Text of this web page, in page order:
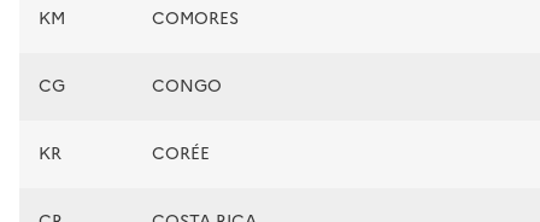
KM COMORES
CG CONGO
KR CORÉE